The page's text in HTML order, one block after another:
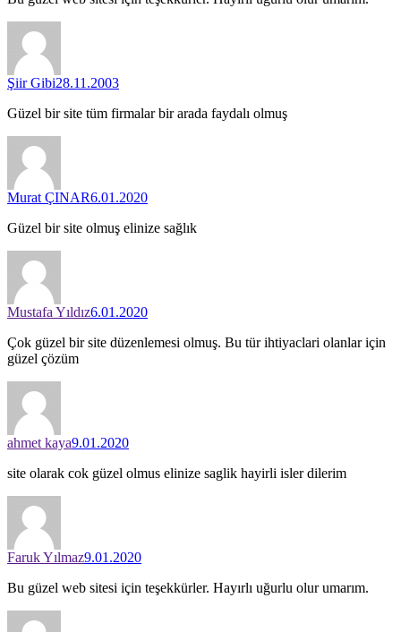
Şiir Gibi28.11.2003
Güzel bir site tüm firmalar bir arada faydalı olmuş
Murat ÇINAR6.01.2020
Güzel bir site olmuş elinize sağlık
Mustafa Yıldız6.01.2020
Çok güzel bir site düzenlemesi olmuş. Bu tür ihtiyaclari olanlar için
güzel çözüm
ahmet kaya9.01.2020
site olarak cok güzel olmus elinize saglik hayirli isler dilerim
Faruk Yılmaz9.01.2020
Bu güzel web sitesi için teşekkürler. Hayırlı uğurlu olur umarım.